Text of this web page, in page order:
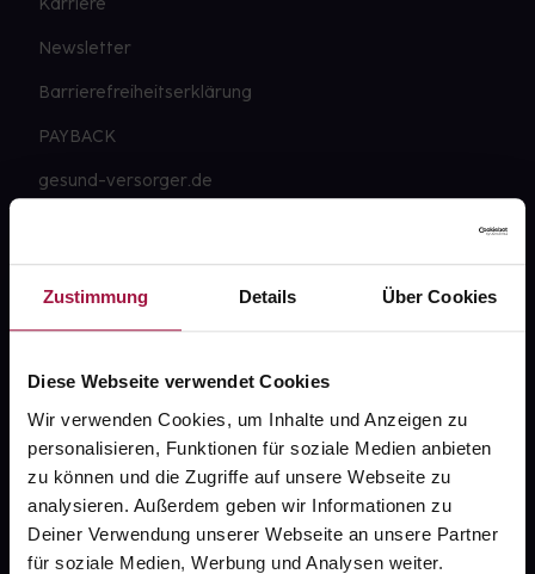
Zustimmung Details Über Cookies
Diese Webseite verwendet Cookies
Wir verwenden Cookies, um Inhalte und Anzeigen zu
personalisieren, Funktionen für soziale Medien anbieten
zu können und die Zugriffe auf unsere Webseite zu
analysieren. Außerdem geben wir Informationen zu
Deiner Verwendung unserer Webseite an unsere Partner
für soziale Medien, Werbung und Analysen weiter.
Karriere
Newsletter
Barrierefreiheitserklärung
PAYBACK
gesund-versorger.de
Datenschutz
Unsere Vorteile
Ausgewählte Wunschprodukte sofort abholbereit
Lieferung für sofort verfügbare Artikel meist am